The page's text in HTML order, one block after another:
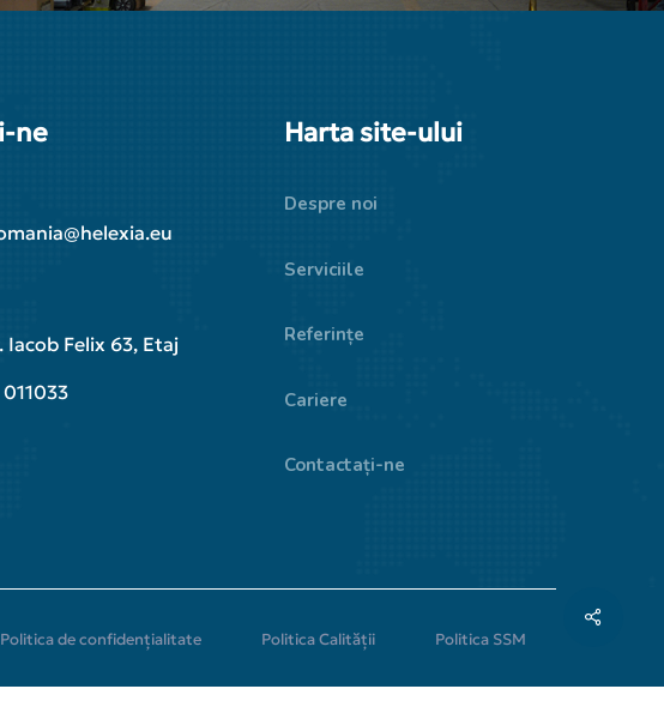
ne
Iacob Felix 63, Etaj
Harta site-ului
Despre noi
Serviciile
Referințe
Cariere
Contactați-ne
Politicadeconfidențialitate PoliticaCalității Politica SSM